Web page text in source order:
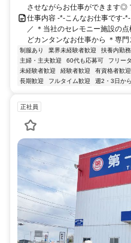
させながらお仕事ができます◎
仕事内容 -*-こんなお仕事です-
／ ＊当社のセレモニー施設の
どカンタンなお仕事から ＊専
制服あり 業界未経験者歓迎 扶養内勤
主婦・主夫歓迎
60代も応募可 フリー
未経験者歓迎
経験者歓迎 有資格者歓迎
長期歓迎
フルタイム歓迎 週2・3日か
正社員